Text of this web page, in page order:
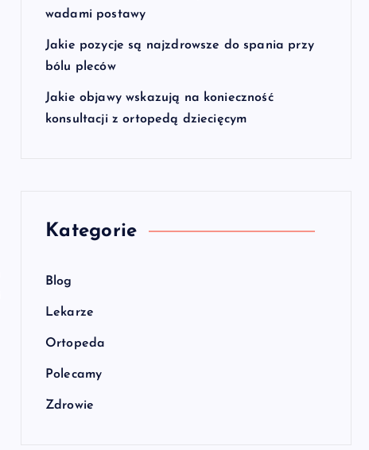
wadami postawy
Jakie pozycje są najzdrowsze do spania przy
bólu pleców
Jakie objawy wskazują na konieczność
konsultacji z ortopedą dziecięcym
Kategorie
Blog
Lekarze
Ortopeda
Polecamy
Zdrowie